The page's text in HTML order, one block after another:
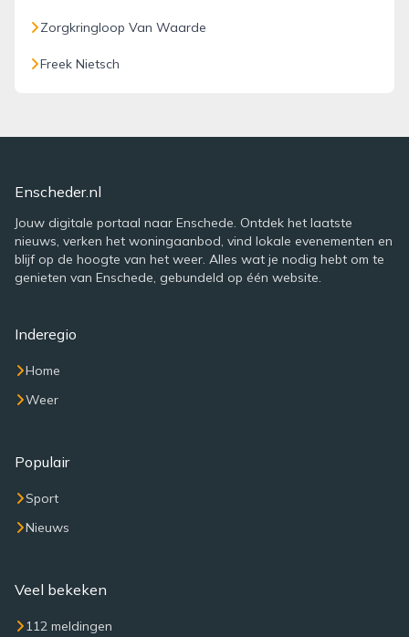
Zorgkringloop Van Waarde
Freek Nietsch
Enscheder.nl
Jouw digitale portaal naar Enschede. Ontdek het laatste
nieuws, verken het woningaanbod, vind lokale evenementen en
blijf op de hoogte van het weer. Alles wat je nodig hebt om te
genieten van Enschede, gebundeld op één website.
Inderegio
Home
Weer
Populair
Sport
Nieuws
Veel bekeken
112 meldingen